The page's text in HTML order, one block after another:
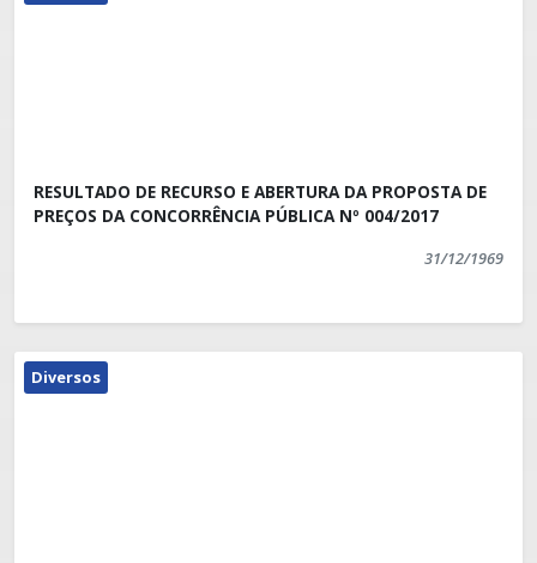
RESULTADO DE RECURSO E ABERTURA DA PROPOSTA DE
PREÇOS DA CONCORRÊNCIA PÚBLICA Nº 004/2017
31/12/1969
Diversos